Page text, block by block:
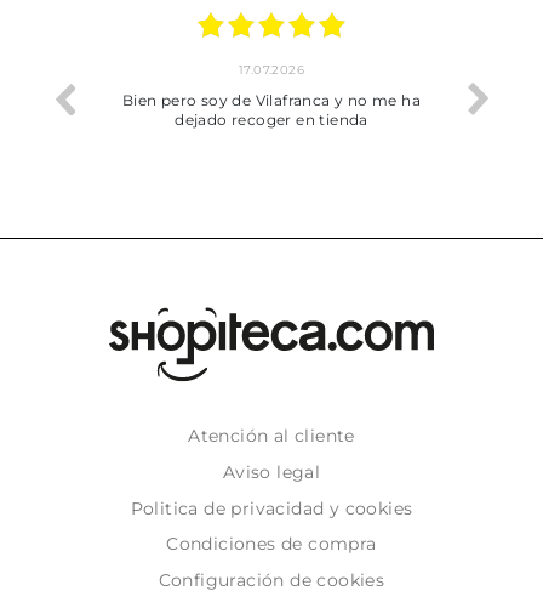
trobat
17.07.2026
Bien pero soy de Vilafranca y no me ha
dejado recoger en tienda
Atención al cliente
Aviso legal
Politica de privacidad y cookies
Condiciones de compra
Configuración de cookies